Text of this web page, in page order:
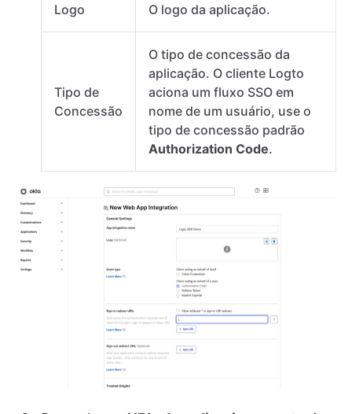
Logo O logo da aplicação.
Tipo de
Concessão
O tipo de concessão da
aplicação. O cliente Logto
aciona um fluxo SSO em
nome de um usuário, use o
tipo de concessão padrão
Authorization Code.